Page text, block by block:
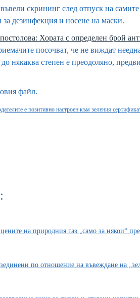
скрининг след отпуск на
за дезинфекция и носене на маски.
Хората с определен брой
посочват, че не виждат
някаква степен е преодоляно,
файл.
е позитивно настроен към зеления
на природния газ „само за някои“
по отношение на въвеждане на